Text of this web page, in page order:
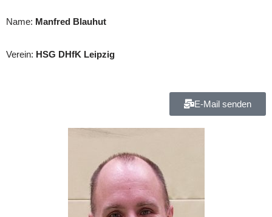
Name: Manfred Blauhut
Verein: HSG DHfK Leipzig
E-Mail senden